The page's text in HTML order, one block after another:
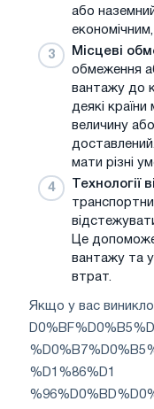
або
Місцеві
обмеження
вантажу до
деякі
величину
мати різні
Технології
Це
вантажу та
втрат.
Якщо у вас виникло
%D1%86%D1